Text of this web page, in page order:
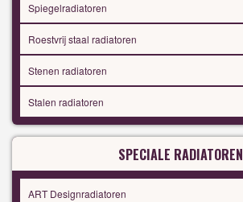
Spiegelradiatoren
Roestvrij staal radiatoren
Stenen radiatoren
Stalen radiatoren
SPECIALE RADIATOREN
ART Designradiatoren